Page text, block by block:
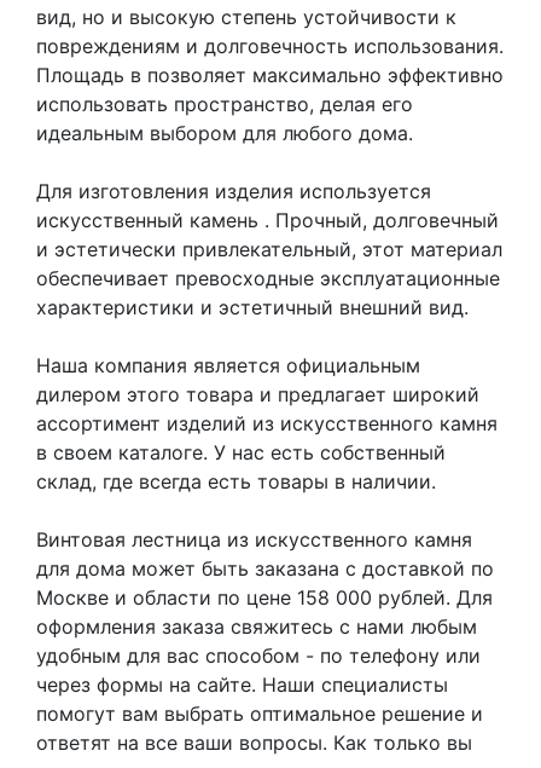
вид, но и высокую степень устойчивости к
повреждениям и долговечность использования.
Площадь в позволяет максимально эффективно
использовать пространство, делая его
идеальным выбором для любого дома.
Для изготовления изделия используется
искусственный камень . Прочный, долговечный
и эстетически привлекательный, этот материал
обеспечивает превосходные эксплуатационные
характеристики и эстетичный внешний вид.
Наша компания является официальным
дилером этого товара и предлагает широкий
ассортимент изделий из искусственного камня
в своем каталоге. У нас есть собственный
склад, где всегда есть товары в наличии.
Винтовая лестница из искусственного камня
для дома может быть заказана с доставкой по
Москве и области по цене 158 000 рублей. Для
оформления заказа свяжитесь с нами любым
удобным для вас способом - по телефону или
через формы на сайте. Наши специалисты
помогут вам выбрать оптимальное решение и
ответят на все ваши вопросы. Как только вы